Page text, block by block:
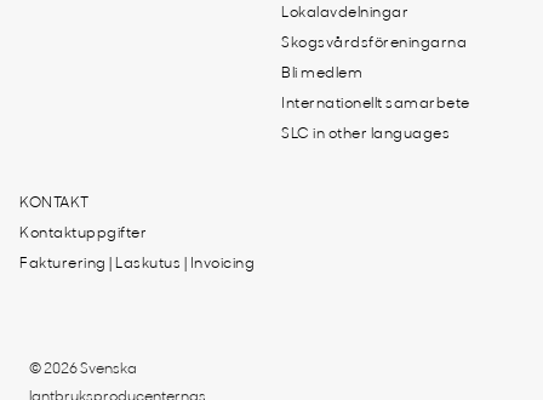
Lokalavdelningar
Skogsvårdsföreningarna
Bli medlem
Internationellt samarbete
SLC in other languages
KONTAKT
Kontaktuppgifter
Fakturering | Laskutus | Invoicing
© 2026 Svenska